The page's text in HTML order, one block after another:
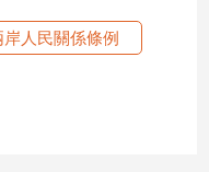
岸人民關係條例